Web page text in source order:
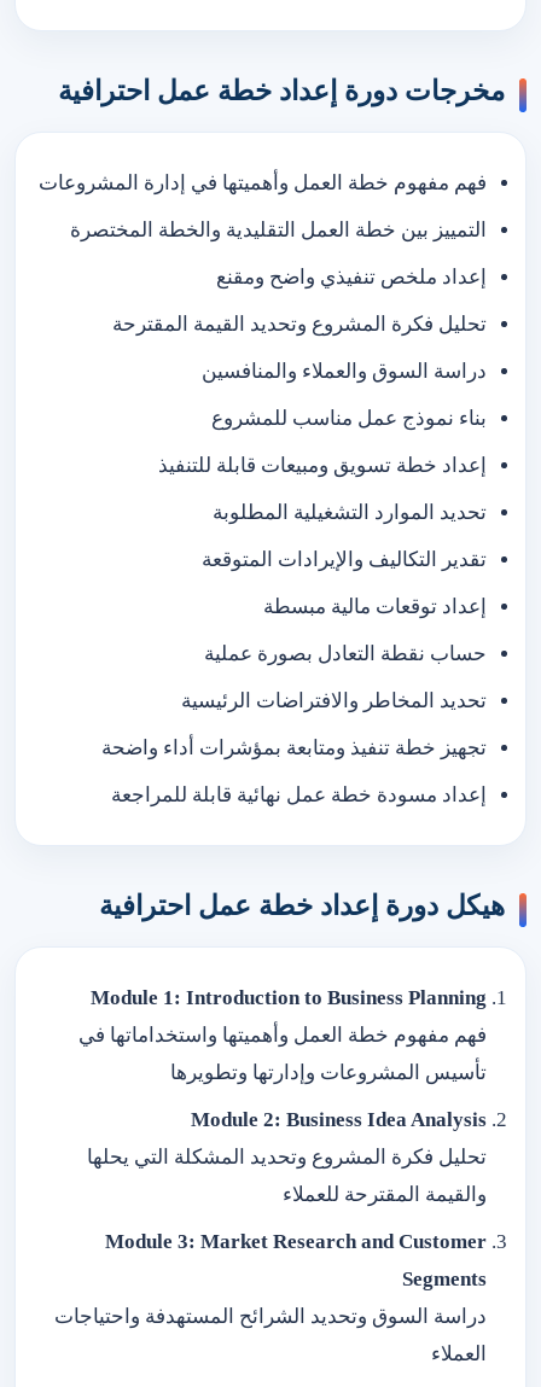
مخرجات دورة إعداد خطة عمل احترافية
فهم مفهوم خطة العمل وأهميتها في إدارة المشروعات
التمييز بين خطة العمل التقليدية والخطة المختصرة
إعداد ملخص تنفيذي واضح ومقنع
تحليل فكرة المشروع وتحديد القيمة المقترحة
دراسة السوق والعملاء والمنافسين
بناء نموذج عمل مناسب للمشروع
إعداد خطة تسويق ومبيعات قابلة للتنفيذ
تحديد الموارد التشغيلية المطلوبة
تقدير التكاليف والإيرادات المتوقعة
إعداد توقعات مالية مبسطة
حساب نقطة التعادل بصورة عملية
تحديد المخاطر والافتراضات الرئيسية
تجهيز خطة تنفيذ ومتابعة بمؤشرات أداء واضحة
إعداد مسودة خطة عمل نهائية قابلة للمراجعة
هيكل دورة إعداد خطة عمل احترافية
Module 1: Introduction to Business Planning
فهم مفهوم خطة العمل وأهميتها واستخداماتها في
تأسيس المشروعات وإدارتها وتطويرها
Module 2: Business Idea Analysis
تحليل فكرة المشروع وتحديد المشكلة التي يحلها
والقيمة المقترحة للعملاء
Module 3: Market Research and Customer
Segments
دراسة السوق وتحديد الشرائح المستهدفة واحتياجات
العملاء